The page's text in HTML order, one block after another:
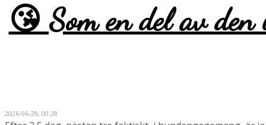
😘 Som en del av
2026-06-29, 00:28